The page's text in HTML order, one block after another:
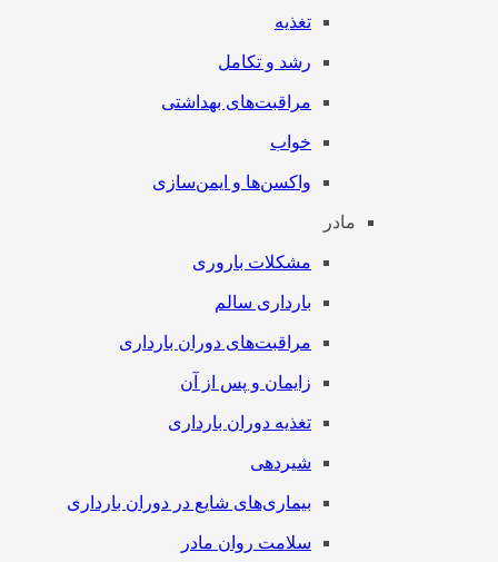
تغذیه
رشد و تکامل
مراقبت‌های بهداشتی
خواب
واکسن‌ها و ایمن‌سازی
مادر
مشکلات باروری
بارداری سالم
مراقبت‌های دوران بارداری
زایمان و پس از آن
تغذیه دوران بارداری
شیردهی
بیماری‌های شایع در دوران بارداری
سلامت روان مادر